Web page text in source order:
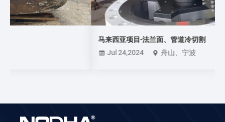
马来西亚项目-法兰面、管道冷切割
舟山、宁波